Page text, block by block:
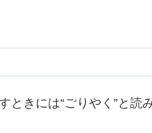
ときには“ごりやく”と読